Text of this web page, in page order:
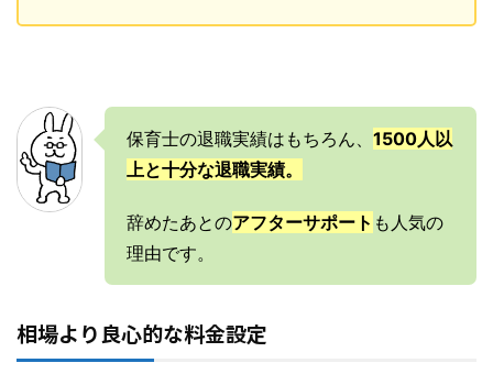
保育士の退職実績はもちろん、 1500人以
上と十分な退職実績。
辞めたあとのアフターサポート も人気の
理由です。
相場より良心的な料金設定